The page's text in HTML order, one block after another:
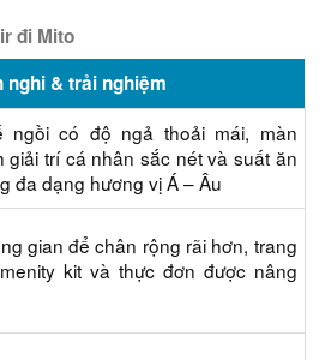
đi Mito
nghi & trải nghiệm
ngồi có độ ngả thoải mái, màn
giải trí cá nhân sắc nét và suất ăn
đa dạng hương vị Á – Âu
gian để chân rộng rãi hơn, trang
kit và thực đơn được nâng